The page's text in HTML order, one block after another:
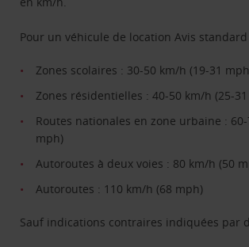
Pour un véhicule de location Avis
Zones scolaires : 30-50 km/h (19-31
Zones résidentielles : 40-50 km/h (25-
Routes nationales en zone urbaine :
mph)
Autoroutes à deux voies : 80 km/h (50
Autoroutes : 110 km/h (68 mph)
Sauf indications contraires indiquées par